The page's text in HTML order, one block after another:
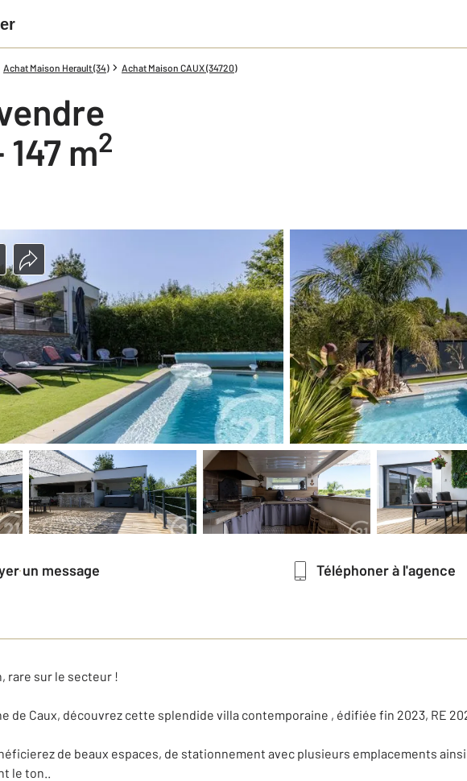
Achat Maison Herault (34) Achat Maison CAUX (34720)
vendre
147 m2
un message Téléphoner à l'agence
rare sur le secteur !
de Caux, découvrez cette splendide villa contemporaine , édifiée fin 2023, RE
de beaux espaces, de stationnement avec plusieurs emplacements
le ton..